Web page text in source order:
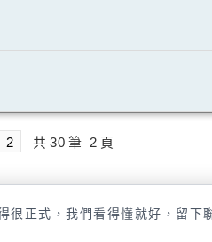
2 共 30 筆 2 頁
很正式，我們看得懂就好，留下